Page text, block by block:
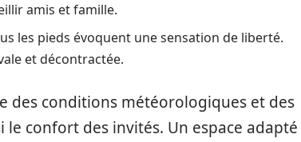
amis et famille.
les pieds évoquent une sensation de liberté.
et décontractée.
des conditions météorologiques et des
confort des invités. Un espace adapté